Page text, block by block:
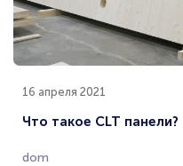
16 апреля 2021
Что такое CLT панели?
dom